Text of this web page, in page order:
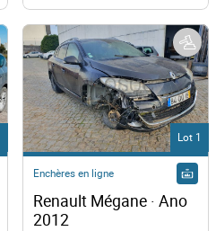
Lot 1
Enchères en ligne
Renault Mégane · Ano
2012